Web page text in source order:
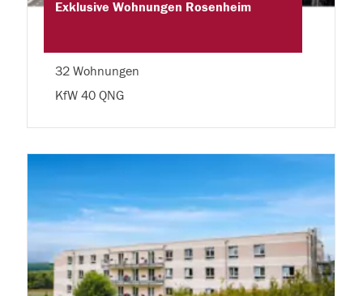
Exklusive Wohnungen Rosenheim
32 Wohnungen
KfW 40 QNG